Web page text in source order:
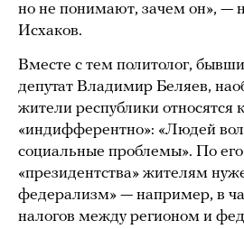
но не понимают, зачем он», —
Исхаков.
Вместе с тем политолог,
депутат Владимир Беляев,
жители республики
«индифферентно»: «Людей
социальные проблемы». По
«президентства» жителям
федерализм» — например, в
налогов между регионом и